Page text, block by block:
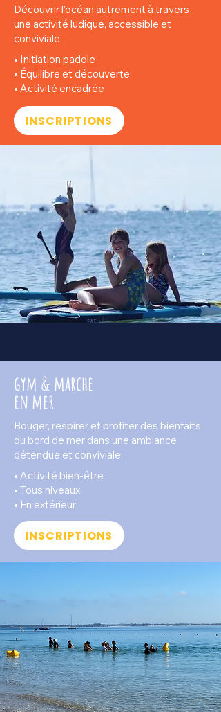
Découvrir l’océan autrement à travers
une activité ludique, accessible et
conviviale.
• Initiation paddle
• Équilibre et découverte
• Activité encadrée
INSCRIPTIONS
gym & marche
en mer
Bouger, respirer et profiter des bienfaits
du bord de mer dans une ambiance
détendue et conviviale.
• Activité bien-être
• Tous niveaux
• En extérieur
INSCRIPTIONS